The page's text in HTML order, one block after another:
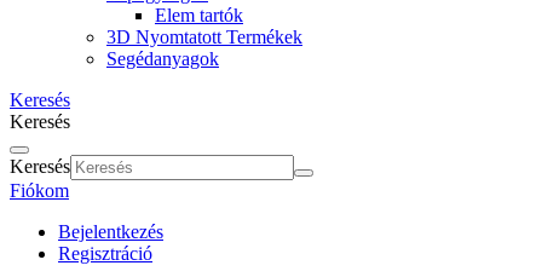
Elem tartók
3D Nyomtatott Termékek
Segédanyagok
Keresés
Keresés
Keresés
Fiókom
Bejelentkezés
Regisztráció